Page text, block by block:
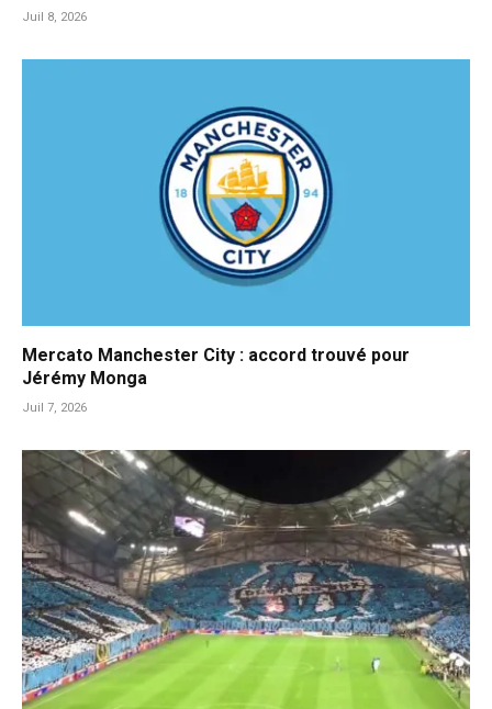
Juil 8, 2026
Mercato Manchester City : accord trouvé pour
Jérémy Monga
Juil 7, 2026